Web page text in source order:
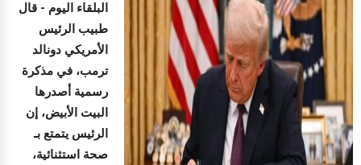
البلقاء اليوم - قال
طبيب الرئيس
الأمريكي دونالد
ترمب، في مذكرة
رسمية أصدرها
البيت الأبيض، إن
الرئيس يتمتع بـ
صحة استثنائية،